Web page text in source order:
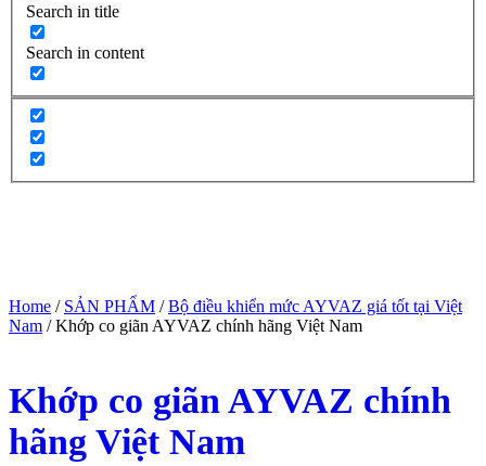
Search in title
Search in content
Home / SẢN PHẨM /Bộ điều khiển mức AYVAZ giá tốt tại Việt
Nam / Khớp co giãn AYVAZ chính hãng Việt Nam
Khớp co giãn AYVAZ chính
hãng Việt Nam